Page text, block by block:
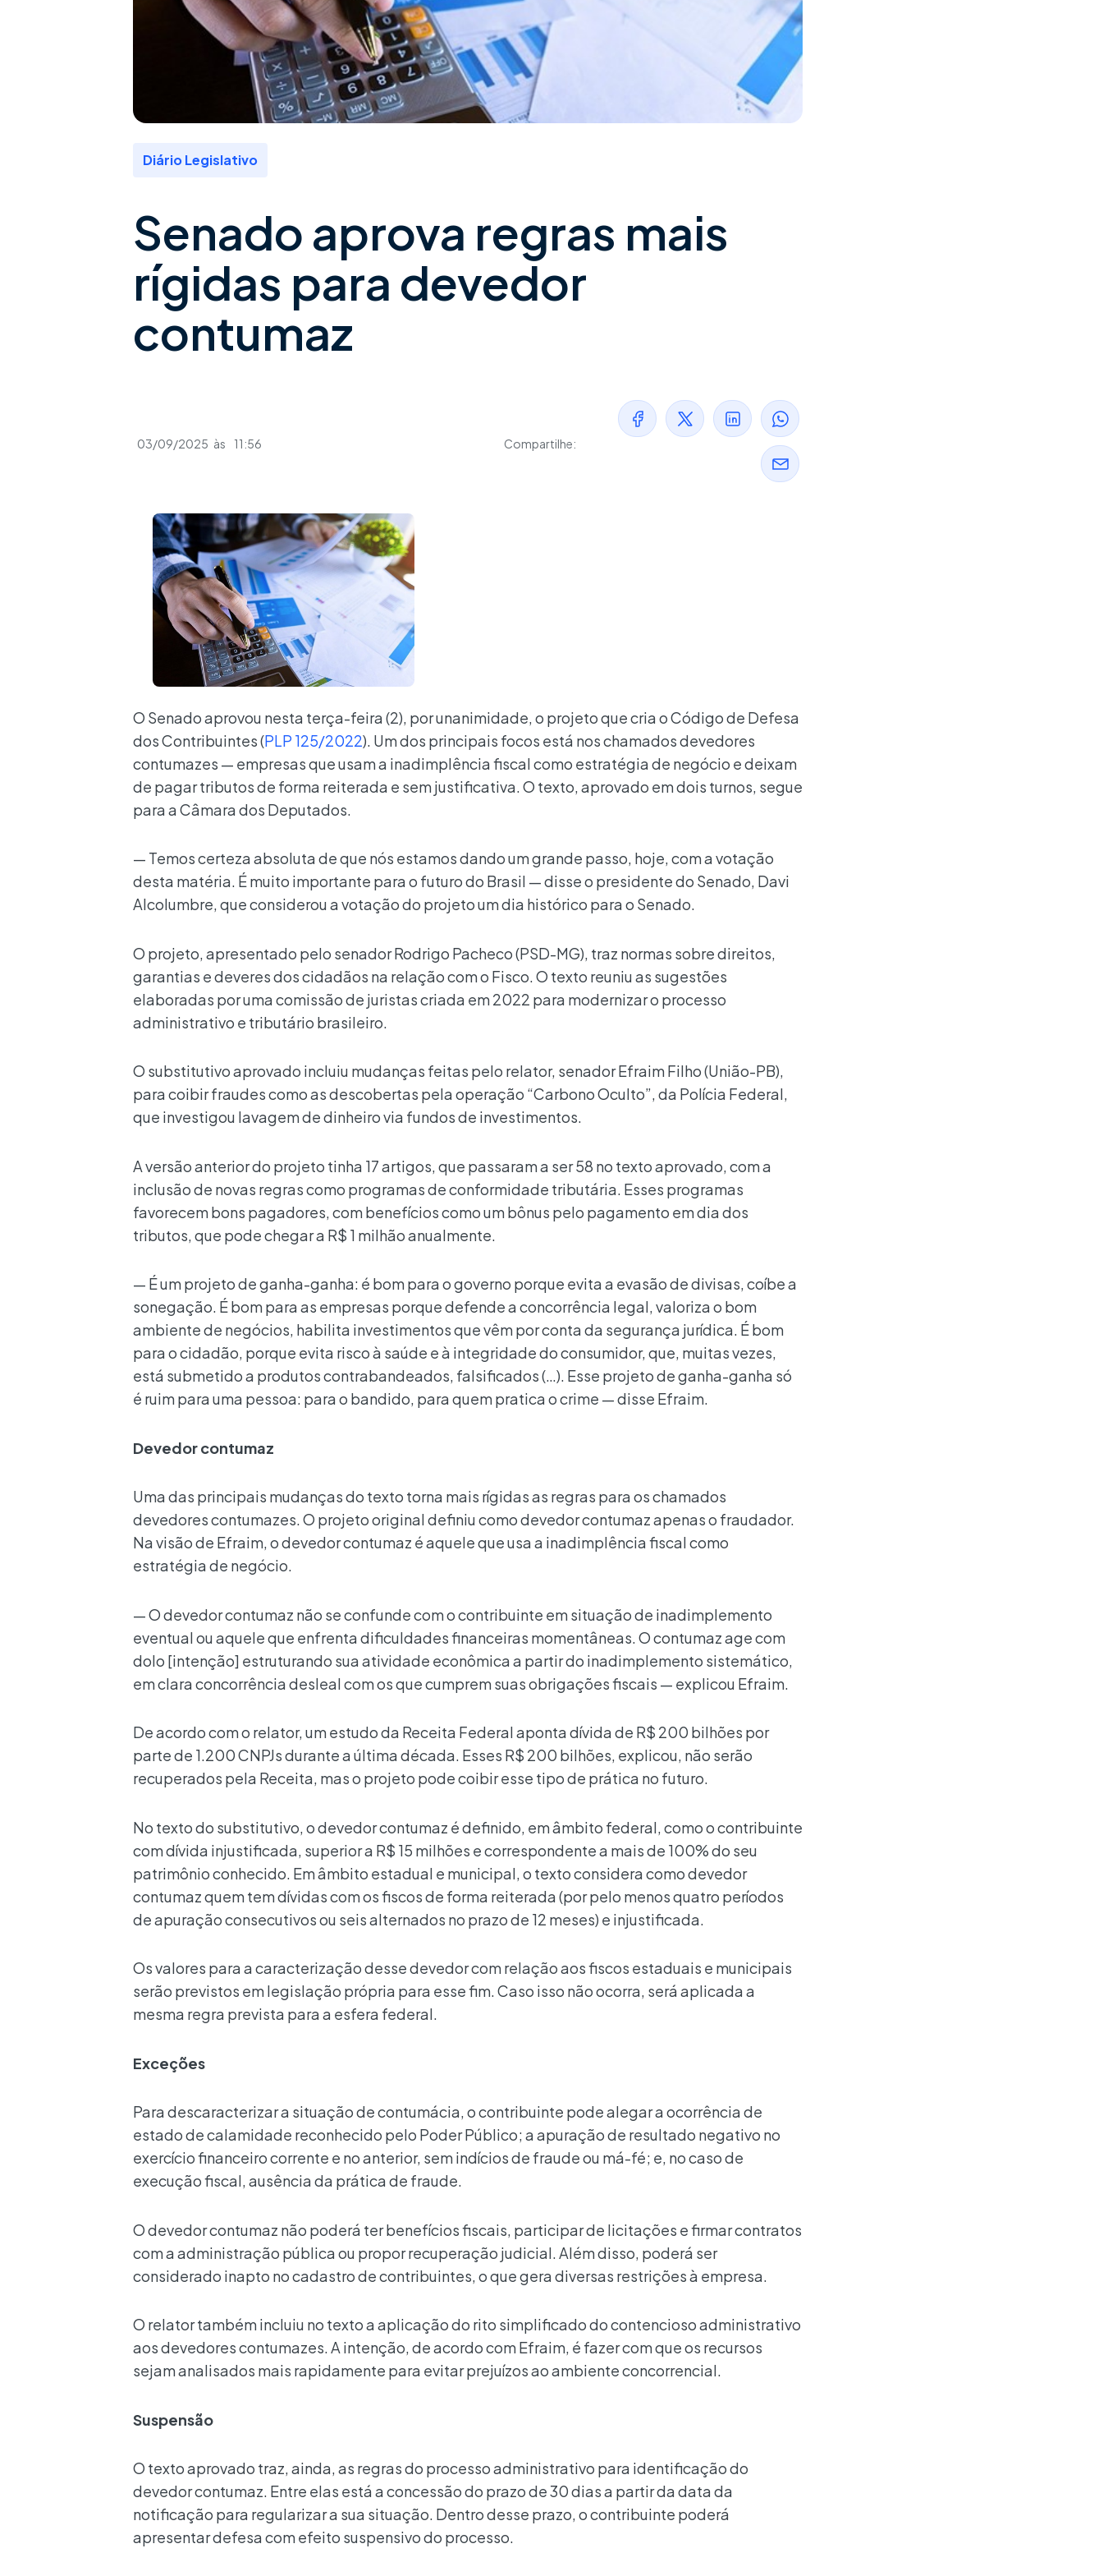
Diário Legislativo
Senado aprova regras mais
rígidas para devedor
contumaz
03/09/2025 às 11:56 Compartilhe:
O Senado aprovou nesta terça-feira (2), por unanimidade, o projeto que cria o Código de Defesa
dos Contribuintes (PLP 125/2022). Um dos principais focos está nos chamados devedores
contumazes — empresas que usam a inadimplência fiscal como estratégia de negócio e deixam
de pagar tributos de forma reiterada e sem justificativa. O texto, aprovado em dois turnos, segue
para a Câmara dos Deputados.
— Temos certeza absoluta de que nós estamos dando um grande passo, hoje, com a votação
desta matéria. É muito importante para o futuro do Brasil — disse o presidente do Senado, Davi
Alcolumbre, que considerou a votação do projeto um dia histórico para o Senado.
O projeto, apresentado pelo senador Rodrigo Pacheco (PSD-MG), traz normas sobre direitos,
garantias e deveres dos cidadãos na relação com o Fisco. O texto reuniu as sugestões
elaboradas por uma comissão de juristas criada em 2022 para modernizar o processo
administrativo e tributário brasileiro.
O substitutivo aprovado incluiu mudanças feitas pelo relator, senador Efraim Filho (União-PB),
para coibir fraudes como as descobertas pela operação “Carbono Oculto”, da Polícia Federal,
que investigou lavagem de dinheiro via fundos de investimentos.
A versão anterior do projeto tinha 17 artigos, que passaram a ser 58 no texto aprovado, com a
inclusão de novas regras como programas de conformidade tributária. Esses programas
favorecem bons pagadores, com benefícios como um bônus pelo pagamento em dia dos
tributos, que pode chegar a R$ 1 milhão anualmente.
— É um projeto de ganha-ganha: é bom para o governo porque evita a evasão de divisas, coíbe a
sonegação. É bom para as empresas porque defende a concorrência legal, valoriza o bom
ambiente de negócios, habilita investimentos que vêm por conta da segurança jurídica. É bom
para o cidadão, porque evita risco à saúde e à integridade do consumidor, que, muitas vezes,
está submetido a produtos contrabandeados, falsificados (…). Esse projeto de ganha-ganha só
é ruim para uma pessoa: para o bandido, para quem pratica o crime — disse Efraim.
Devedor contumaz
Uma das principais mudanças do texto torna mais rígidas as regras para os chamados
devedores contumazes. O projeto original definiu como devedor contumaz apenas o fraudador.
Na visão de Efraim, o devedor contumaz é aquele que usa a inadimplência fiscal como
estratégia de negócio.
— O devedor contumaz não se confunde com o contribuinte em situação de inadimplemento
eventual ou aquele que enfrenta dificuldades financeiras momentâneas. O contumaz age com
dolo [intenção] estruturando sua atividade econômica a partir do inadimplemento sistemático,
em clara concorrência desleal com os que cumprem suas obrigações fiscais — explicou Efraim.
De acordo com o relator, um estudo da Receita Federal aponta dívida de R$ 200 bilhões por
parte de 1.200 CNPJs durante a última década. Esses R$ 200 bilhões, explicou, não serão
recuperados pela Receita, mas o projeto pode coibir esse tipo de prática no futuro.
No texto do substitutivo, o devedor contumaz é definido, em âmbito federal, como o contribuinte
com dívida injustificada, superior a R$ 15 milhões e correspondente a mais de 100% do seu
patrimônio conhecido. Em âmbito estadual e municipal, o texto considera como devedor
contumaz quem tem dívidas com os fiscos de forma reiterada (por pelo menos quatro períodos
de apuração consecutivos ou seis alternados no prazo de 12 meses) e injustificada.
Os valores para a caracterização desse devedor com relação aos fiscos estaduais e municipais
serão previstos em legislação própria para esse fim. Caso isso não ocorra, será aplicada a
mesma regra prevista para a esfera federal.
Exceções
Para descaracterizar a situação de contumácia, o contribuinte pode alegar a ocorrência de
estado de calamidade reconhecido pelo Poder Público; a apuração de resultado negativo no
exercício financeiro corrente e no anterior, sem indícios de fraude ou má-fé; e, no caso de
execução fiscal, ausência da prática de fraude.
O devedor contumaz não poderá ter benefícios fiscais, participar de licitações e firmar contratos
com a administração pública ou propor recuperação judicial. Além disso, poderá ser
considerado inapto no cadastro de contribuintes, o que gera diversas restrições à empresa.
O relator também incluiu no texto a aplicação do rito simplificado do contencioso administrativo
aos devedores contumazes. A intenção, de acordo com Efraim, é fazer com que os recursos
sejam analisados mais rapidamente para evitar prejuízos ao ambiente concorrencial.
Suspensão
O texto aprovado traz, ainda, as regras do processo administrativo para identificação do
devedor contumaz. Entre elas está a concessão do prazo de 30 dias a partir da data da
notificação para regularizar a sua situação. Dentro desse prazo, o contribuinte poderá
apresentar defesa com efeito suspensivo do processo.